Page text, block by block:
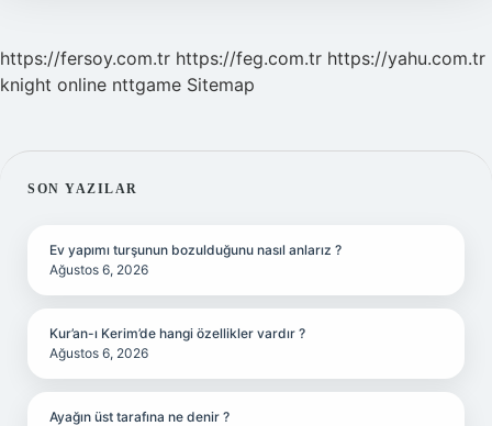
https://fersoy.com.tr https://feg.com.tr https://yahu.com.tr
knight online nttgame Sitemap
SIDEBAR
SON YAZILAR
Ev yapımı turşunun bozulduğunu nasıl anlarız ?
Ağustos 6, 2026
Kur’an-ı Kerim’de hangi özellikler vardır ?
Ağustos 6, 2026
Ayağın üst tarafına ne denir ?